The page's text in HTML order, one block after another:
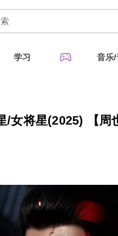
学习 sports_esports 音乐/
女将星(2025) 【周